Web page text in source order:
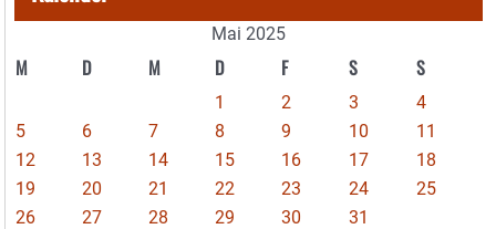
Mai 2025
M D M D F S S
1 2 3
4
5
6 7 8 9 10
11
12
13 14 15 16 17
18
19
20 21 22 23 24
25
26
27 28 29 30
31